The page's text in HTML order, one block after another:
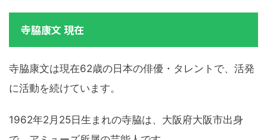
寺脇康文 現在
寺脇康文は現在62歳の日本の俳優・タレントで、活発
に活動を続けています。
1962年2月25日生まれの寺脇は、大阪府大阪市出身